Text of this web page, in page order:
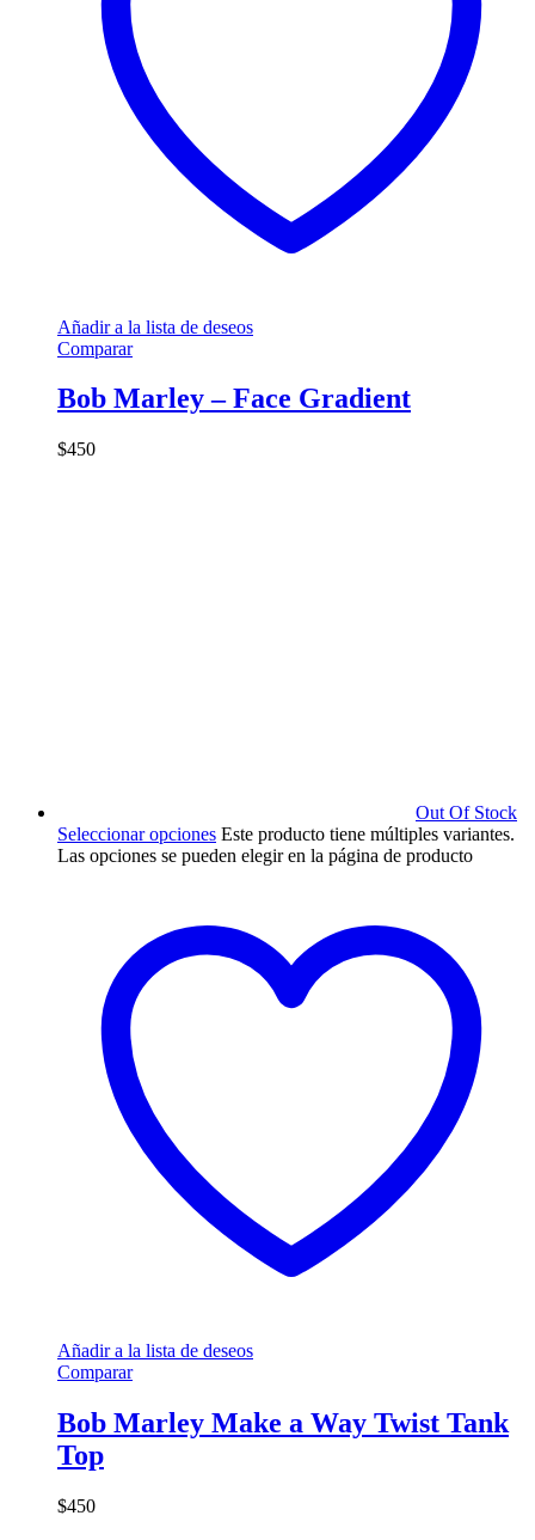
Añadir a la lista de deseos
Comparar
Bob Marley – Face Gradient
$450
Out Of Stock
Seleccionar opciones Este producto tiene múltiples variantes.
Las opciones se pueden elegir en la página de producto
Añadir a la lista de deseos
Comparar
Bob Marley Make a Way Twist Tank
Top
$450